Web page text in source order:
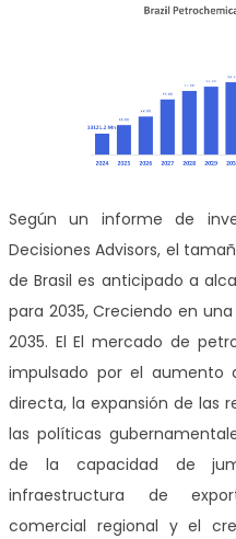
Según un informe de
Decisiones Advisors, el
de Brasil es anticipado a
para 2035, Creciendo en una
2035. El El mercado de
impulsado por el aumento
directa, la expansión de las
las políticas
de la capacidad de
infraestructura de
comercial regional y el